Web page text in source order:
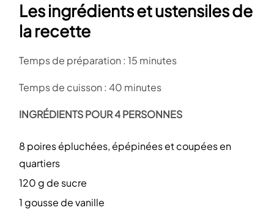
Les ingrédients et ustensiles de
la recette
Temps de préparation : 15 minutes
Temps de cuisson : 40 minutes
INGRÉDIENTS POUR 4 PERSONNES
8 poires épluchées, épépinées et coupées en
quartiers
120 g de sucre
1 gousse de vanille